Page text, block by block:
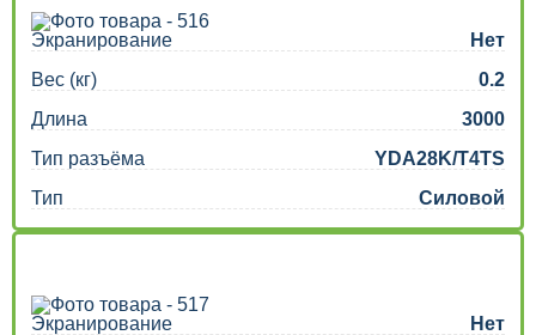
Экранирование
Нет
Вес (кг)
0.2
Длина
3000
Тип разъёма
YDA28K/T4TS
Тип
Силовой
Экранирование
Нет